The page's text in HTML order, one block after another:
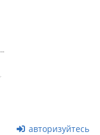
авторизуйтесь